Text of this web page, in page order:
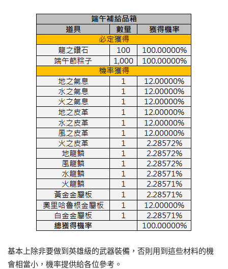
基本上除非要做到英雄級的武器裝備，否則用到這些材料的機
會相當小，機率提供給各位參考。